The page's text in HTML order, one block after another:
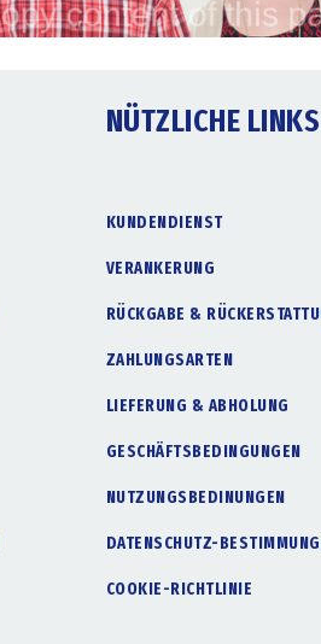
NÜTZLICHE LINKS
KUNDENDIENST
VERANKERUNG
RÜCKGABE &
ZAHLUNGSARTEN
LIEFERUNG & ABHOLUNG
GESCHÄFTSBEDINGUNGEN
NUTZUNGSBEDINUNGEN
DATENSCHUTZ-
COOKIE-RICHTLINIE